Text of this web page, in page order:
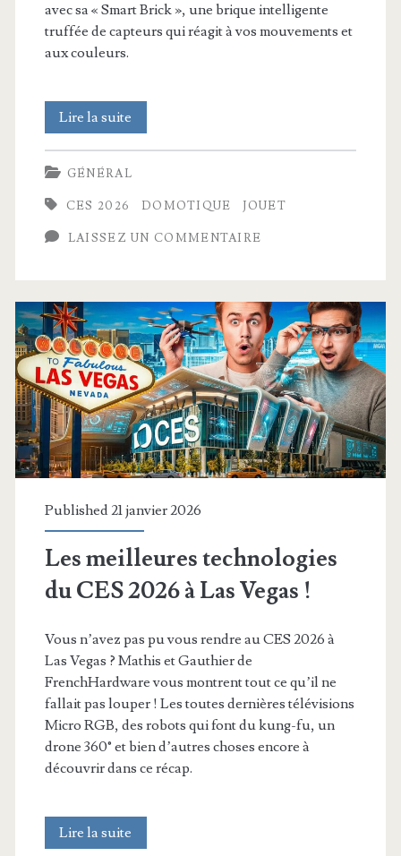
avec sa « Smart Brick », une brique intelligente
truffée de capteurs qui réagit à vos mouvements et
aux couleurs.
Lire la suite
LEGO
et
IKEA
sont
rois
du
CES
2026
?
GÉNÉRAL
CES 2026 DOMOTIQUE JOUET
LAISSEZ UN COMMENTAIRE
Published 21 janvier 2026
Les meilleures technologies
du CES 2026 à Las Vegas !
Vous n’avez pas pu vous rendre au CES 2026 à
Las Vegas ? Mathis et Gauthier de
FrenchHardware vous montrent tout ce qu’il ne
fallait pas louper ! Les toutes dernières télévisions
Micro RGB, des robots qui font du kung-fu, un
drone 360° et bien d’autres choses encore à
découvrir dans ce récap.
Lire la suite